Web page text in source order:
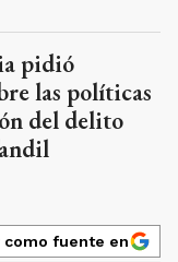
pidió
las políticas
del delito
como fuente en